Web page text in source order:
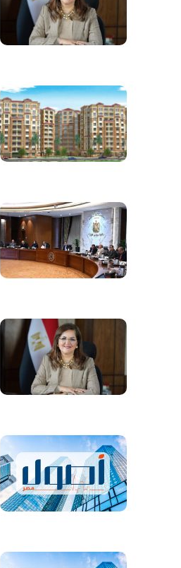
الرئيس السيسي: تداعيات
الاقتصاد العالمي وأسعار
استمرار الأزمة في الشرق
30 مارس 2026 05:06 م